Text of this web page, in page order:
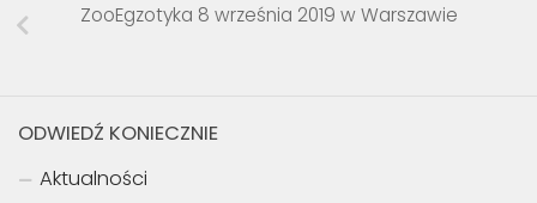
ZooEgzotyka 8 września 2019 w Warszawie
ODWIEDŹ KONIECZNIE
Aktualności